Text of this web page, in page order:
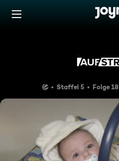
Zum Inhalt springen
Staffel 5 Folge 18